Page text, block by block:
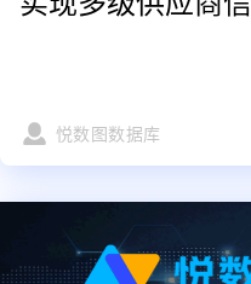
悦数图数据库